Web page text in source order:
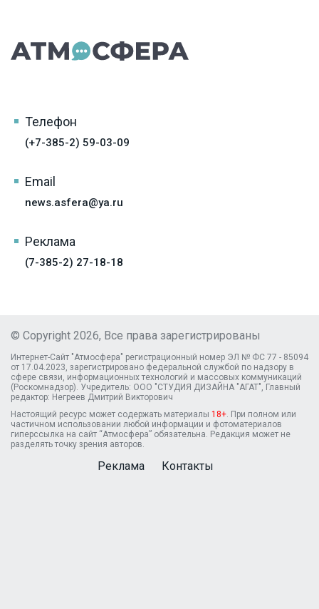
Телефон
(+7-385-2) 59-03-09
Email
news.asfera@ya.ru
Реклама
(7-385-2) 27-18-18
© Copyright 2026, Все права зарегистрированы
Интернет-Сайт "Атмосфера" регистрационный номер ЭЛ № ФС 77 - 85094
от 17.04.2023, зарегистрировано федеральной службой по надзору в
сфере связи, информационных технологий и массовых коммуникаций
(Роскомнадзор). Учредитель: ООО "СТУДИЯ ДИЗАЙНА "АГАТ", Главный
редактор: Негреев Дмитрий Викторович
Настоящий ресурс может содержать материалы 18+ . При полном или
частичном использовании любой информации и фотоматериалов
гиперссылка на сайт “Атмосфера” обязательна. Редакция может не
разделять точку зрения авторов.
Реклама Контакты